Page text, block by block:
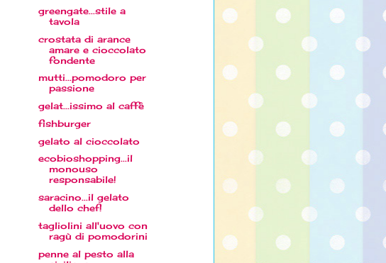
greengate...stile a
tavola
crostata di arance
amare e cioccolato
fondente
mutti...pomodoro per
passione
gelat...issimo al caffè
fishburger
gelato al cioccolato
ecobioshopping...il
monouso
responsabile!
saracino...il gelato
dello chef!
tagliolini all'uovo con
ragù di pomodorini
penne al pesto alla